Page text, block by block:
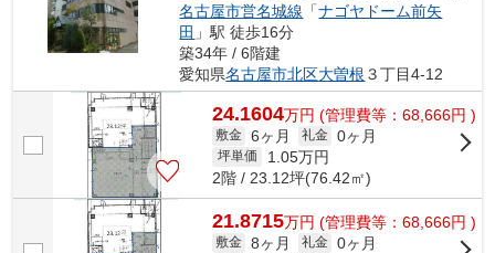
名古屋市営名城線 「ナゴヤドーム前矢
田 」駅 徒歩16分
築34年 / 6階建
愛知県名古屋市北区大曽根 ３丁目4-12
24.1604万円 (管理費等：68,666円 )
敷金 6ヶ月 礼金 0ヶ月
坪単価 1.05万円
2階 / 23.12坪(76.42㎡)
21.8715万円 (管理費等：68,666円 )
敷金 8ヶ月 礼金 0ヶ月